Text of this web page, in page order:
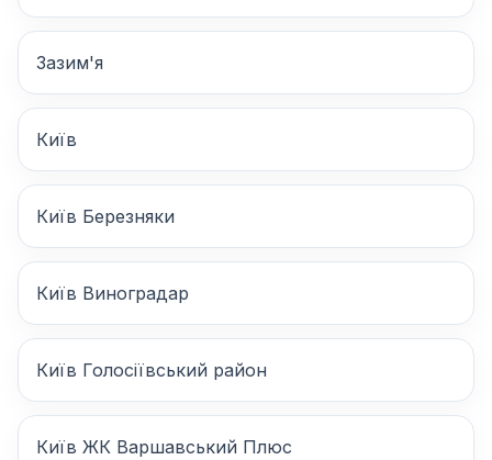
Зазим'я
Київ
Київ Березняки
Київ Виноградар
Київ Голосіївський район
Київ ЖК Варшавський Плюс